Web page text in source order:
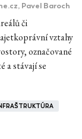
, Pavel Baroch
či
vztahy
označované
a stávají se